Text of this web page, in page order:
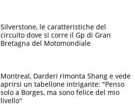
Silverstone, le caratteristiche del
circuito dove si corre il Gp di Gran
Bretagna del Motomondiale
Montreal, Darderi rimonta Shang e vede
aprirsi un tabellone intrigante: "Penso
solo a Borges, ma sono felice del mio
livello"